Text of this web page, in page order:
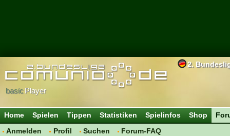
2.
basicPlayer
Home Spielen Tippen Statistiken Spielinfos Shop
Anmelden
Profil Suchen Forum-FAQ